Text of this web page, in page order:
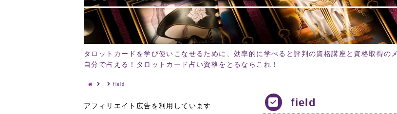
タロットカードを学び使いこなせるために、効率的に学べると評判の資格講座と資格取得の
自分で占える！タロットカード占い資格をとるならこれ！
field
field
アフィリエイト広告を利用しています